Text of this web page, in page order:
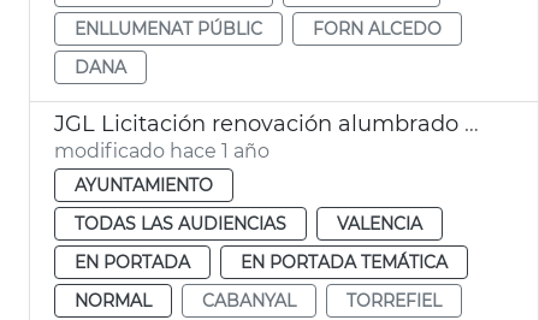
ENLLUMENAT PÚBLIC
FORN ALCEDO
DANA
JGL Licitación renovación alumbrado público
modificado hace 1 año
AYUNTAMIENTO
TODAS LAS AUDIENCIAS
VALENCIA
EN PORTADA
EN PORTADA TEMÁTICA
NORMAL
CABANYAL
TORREFIEL